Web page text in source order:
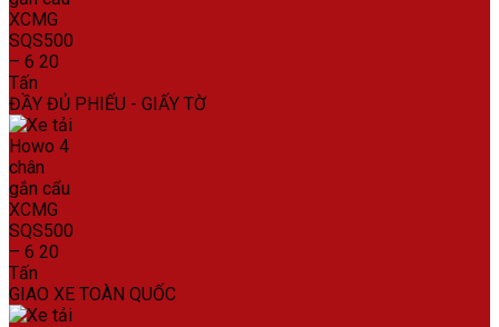
ĐẦY ĐỦ PHIẾU - GIẤY TỜ
GIAO XE TOÀN QUỐC